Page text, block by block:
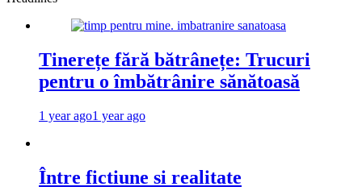
Tinerețe fără bătrânețe: Trucuri
pentru o îmbătrânire sănătoasă
1 year ago1 year ago
Între fictiune si realitate